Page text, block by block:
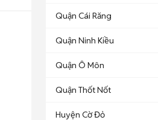
Quận Cái Răng
Quận Ninh Kiều
Quận Ô Môn
Quận Thốt Nốt
Huyện Cờ Đỏ